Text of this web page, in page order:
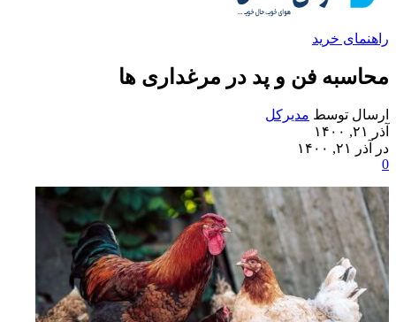
راهنمای خرید
محاسبه فن و پد در مرغداری ها
ارسال توسط مدیرکل
آذر ۲۱, ۱۴۰۰
در آذر ۲۱, ۱۴۰۰
0